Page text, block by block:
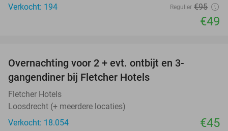
Verkocht: 194
Regulier €95
€49
Overnachting voor 2 + evt. ontbijt en 3-
gangendiner bij Fletcher Hotels
Fletcher Hotels
Loosdrecht (+ meerdere locaties)
Verkocht: 18.054
€45